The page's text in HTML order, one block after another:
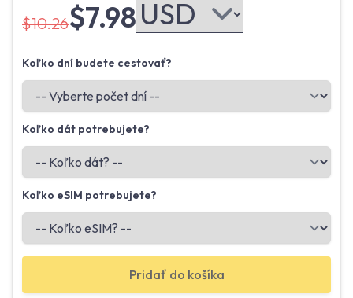
$10.26$7.98
Koľko dní budete cestovať?
Koľko dát potrebujete?
Koľko eSIM potrebujete?
Pridať do košíka